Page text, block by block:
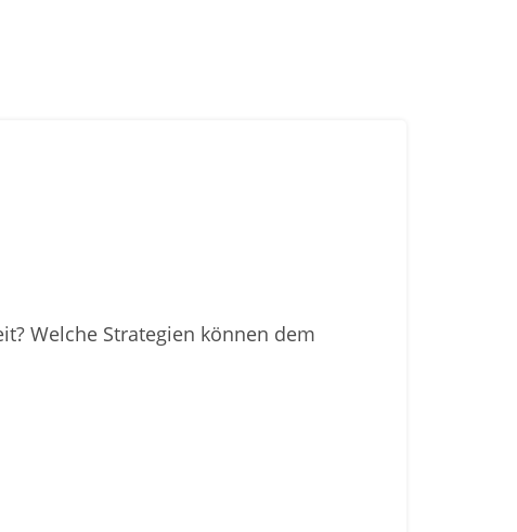
Welche Strategien können dem